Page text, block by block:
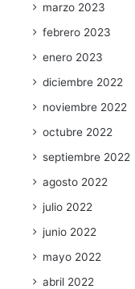
marzo 2023
febrero 2023
enero 2023
diciembre 2022
noviembre 2022
octubre 2022
septiembre 2022
agosto 2022
julio 2022
junio 2022
mayo 2022
abril 2022